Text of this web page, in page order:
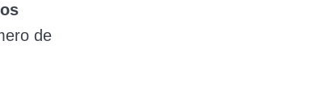
de